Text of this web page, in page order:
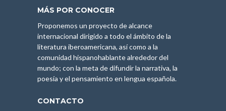
MÁS POR CONOCER
Proponemos un proyecto de alcance
internacional dirigido a todo el ámbito de la
literatura iberoamericana, así como a la
comunidad hispanohablante alrededor del
mundo; con la meta de difundir la narrativa, la
poesía y el pensamiento en lengua española.
CONTACTO